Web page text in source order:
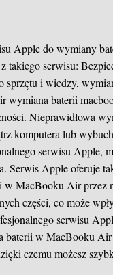
Apple do wymiany
takiego serwisu:
sprzętu i wiedzy,
wymiana baterii
Nieprawidłowa
komputera lub
serwisu Apple,
Serwis Apple oferuje
w MacBooku Air przez
części, co może
serwisu
baterii w MacBooku
czemu możesz